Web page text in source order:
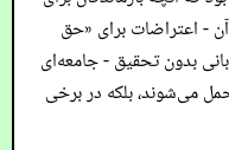
آن - اعتراضات برای «حق
بدون تحقیق - جامعه‌ای
می‌شوند، بلکه در برخی